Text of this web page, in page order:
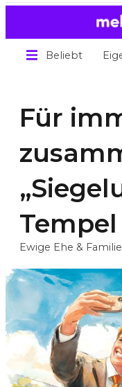
Beliebt
Für
Ewige Ehe & Familie